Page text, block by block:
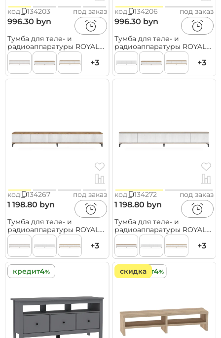
код 134203 под заказ
996.30 byn
Тумба для теле- и
радиоаппаратуры ROYAL
5037 эко, Белый-Черный
+3
код 134206 под заказ
996.30 byn
Тумба для теле- и
радиоаппаратуры ROYAL
5037 эко, Макиато-Черный
+3
код 134267 под заказ
1 198.80 byn
Тумба для теле- и
радиоаппаратуры ROYAL
5039 эко, Дуб Веллингтон-
Черный
+3
код 134272 под заказ
1 198.80 byn
Тумба для теле- и
радиоаппаратуры ROYAL
5039 эко, Макиато-Черный
+3
кредит скидка
кредит